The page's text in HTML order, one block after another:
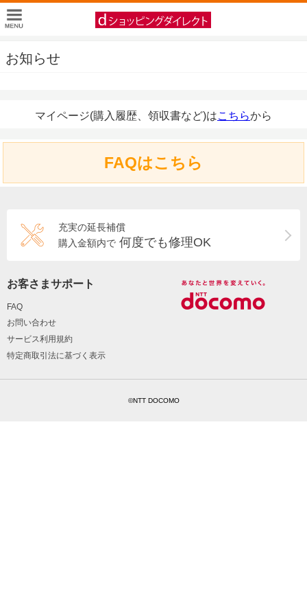
お知らせ
マイページ(購入履歴、領収書など)はこちらから
FAQはこちら
充実の延長補償
購入金額内で 何度でも修理OK
お客さまサポート
FAQ
お問い合わせ
サービス利用規約
特定商取引法に基づく表示
©NTT DOCOMO